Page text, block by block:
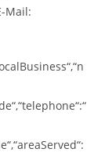
Mail: